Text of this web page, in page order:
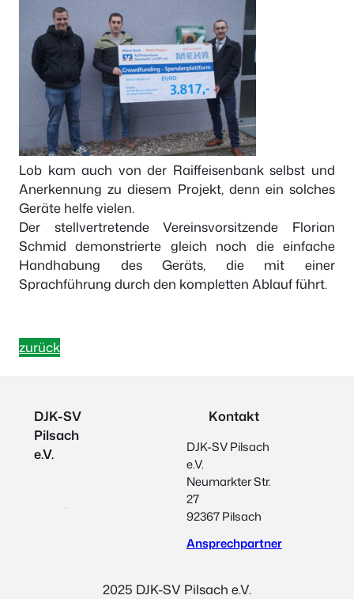
Lob kam auch von der Raiffeisenbank selbst und
Anerkennung zu diesem Projekt, denn ein solches
Geräte helfe vielen.
Der stellvertretende Vereinsvorsitzende Florian
Schmid demonstrierte gleich noch die einfache
Handhabung des Geräts, die mit einer
Sprachführung durch den kompletten Ablauf führt.
zurück
DJK-SV
Pilsach
e.V.
Kontakt
DJK-SV Pilsach
e.V.
Neumarkter Str.
27
92367 Pilsach
Ansprechpartner
2025 DJK-SV Pilsach e.V.